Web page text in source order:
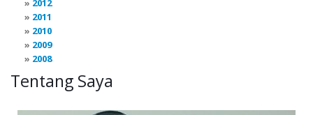
2011
2010
2009
2008
Tentang Saya